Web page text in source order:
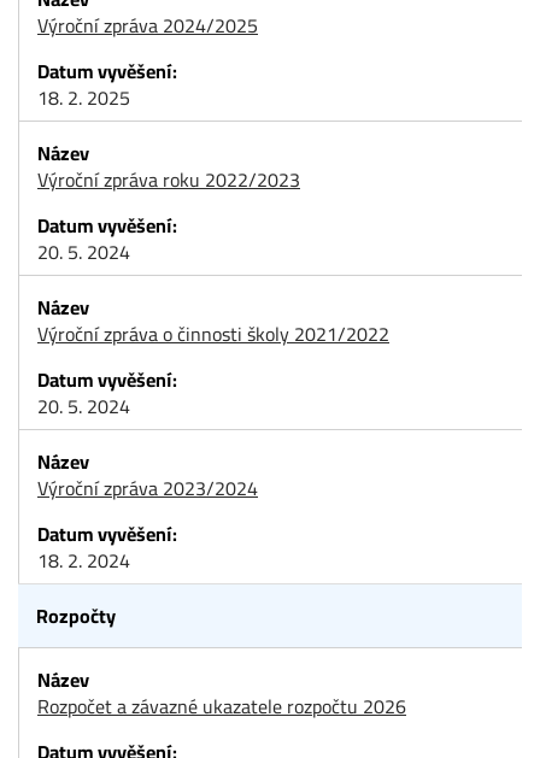
Výroční zpráva 2024/2025
18. 2. 2025
Výroční zpráva roku 2022/2023
20. 5. 2024
Výroční zpráva o činnosti školy 2021/2022
20. 5. 2024
Výroční zpráva 2023/2024
18. 2. 2024
Rozpočty
Rozpočet a závazné ukazatele rozpočtu 2026